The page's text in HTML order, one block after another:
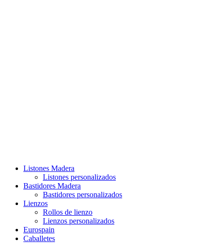
Listones Madera
Listones personalizados
Bastidores Madera
Bastidores personalizados
Lienzos
Rollos de lienzo
Lienzos personalizados
Eurospain
Caballetes